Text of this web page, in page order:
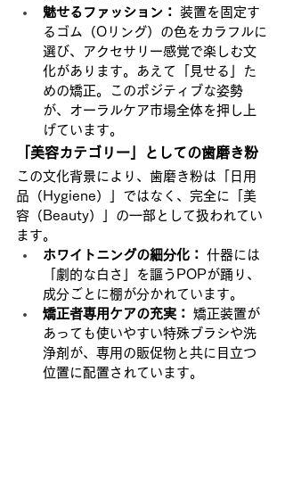
魅せるファッション：
装置を固定す
るゴム（Oリング）の色をカラフルに
選び、アクセサリー感覚で楽しむ文
化があります。あえて「見せる」た
めの矯正。このポジティブな姿勢
が、オーラルケア市場全体を押し上
げています。
「美容カテゴリー」としての歯磨き粉
この文化背景により、歯磨き粉は「日用
品（Hygiene）」ではなく、完全に「美
容（Beauty）」の一部として扱われてい
ます。
ホワイトニングの細分化： 什器には
「劇的な白さ」を謳うPOPが踊り、
成分ごとに棚が分かれています。
矯正者専用ケアの充実： 矯正装置が
あっても使いやすい特殊ブラシや洗
浄剤が、専用の販促物と共に目立つ
位置に配置されています。